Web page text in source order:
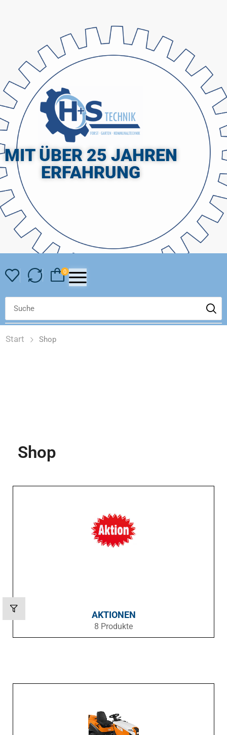
MIT ÜBER 25 JAHREN
ERFAHRUNG
0
Start Shop
Shop
AKTIONEN
8 Produkte